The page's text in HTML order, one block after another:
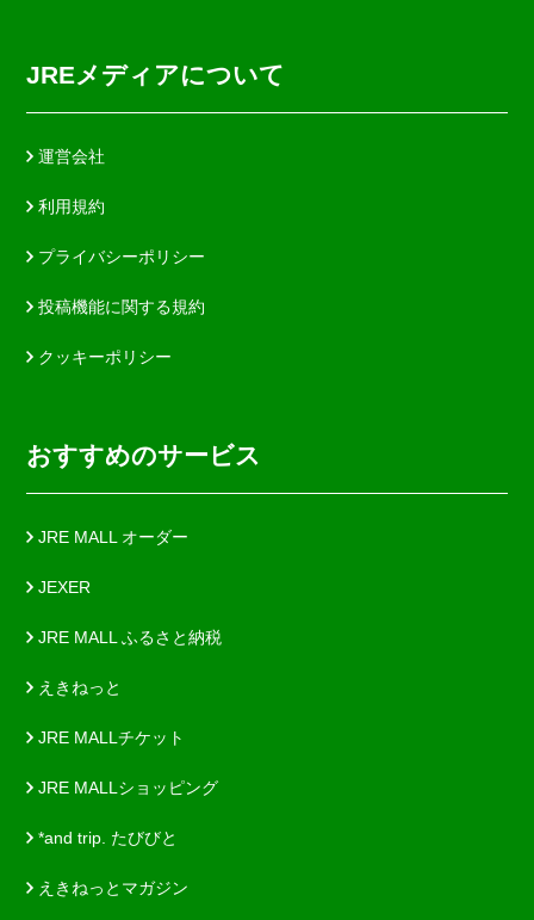
JREメディアについて
運営会社
利用規約
プライバシーポリシー
投稿機能に関する規約
クッキーポリシー
おすすめのサービス
JRE MALL オーダー
JEXER
JRE MALL ふるさと納税
えきねっと
JRE MALLチケット
JRE MALLショッピング
*and trip. たびびと
えきねっとマガジン